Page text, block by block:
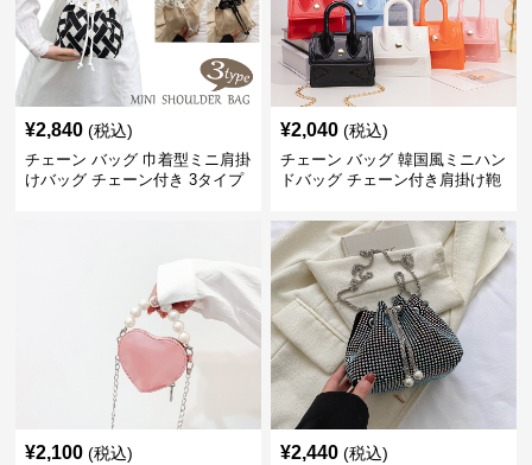
¥2,840 (税込)
チェーン バッグ 巾着型ミニ肩掛
けバッグ チェーン付き 3タイプ
¥2,040 (税込)
チェーン バッグ 韓国風ミニハン
ドバッグ チェーン付き肩掛け鞄
¥2,100 (税込) ¥2,440 (税込)